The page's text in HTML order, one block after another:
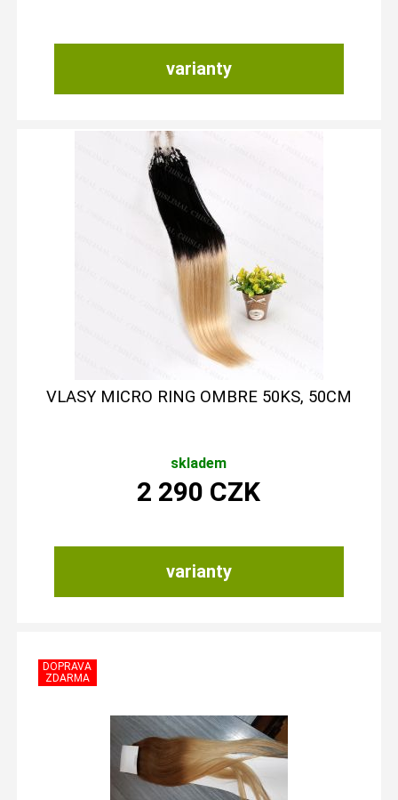
varianty
VLASY MICRO RING OMBRE 50KS, 50CM
skladem
varianty
2 290 CZK